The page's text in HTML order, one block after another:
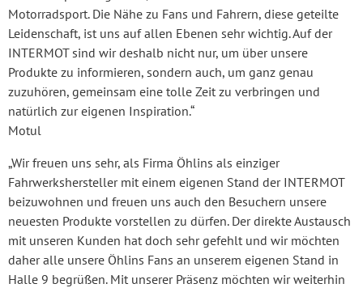
Motorradsport. Die Nähe zu Fans und Fahrern, diese geteilte
Leidenschaft, ist uns auf allen Ebenen sehr wichtig. Auf der
INTERMOT sind wir deshalb nicht nur, um über unsere
Produkte zu informieren, sondern auch, um ganz genau
zuzuhören, gemeinsam eine tolle Zeit zu verbringen und
natürlich zur eigenen Inspiration.“
Motul
„Wir freuen uns sehr, als Firma Öhlins als einziger
Fahrwerkshersteller mit einem eigenen Stand der INTERMOT
beizuwohnen und freuen uns auch den Besuchern unsere
neuesten Produkte vorstellen zu dürfen. Der direkte Austausch
mit unseren Kunden hat doch sehr gefehlt und wir möchten
daher alle unsere Öhlins Fans an unserem eigenen Stand in
Halle 9 begrüßen. Mit unserer Präsenz möchten wir weiterhin